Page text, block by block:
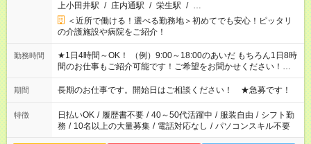
上小田井駅 / 庄内通駅 / 栄生駅 / …
＜近所で働ける！選べる勤務地＞初めてでも安心！ピッタリ
の介護施設や病院をご紹介！
勤務時間
★1日4時間～OK！ （例）9:00～18:00のあいだ もちろん1日8時
間のお仕事もご紹介可能です！ご希望をお聞かせください！★家
庭の都合でお休みが必要な場合も遠慮なくご相談ください。 ※
週最低15時間以上の勤務が必要です
期間 長期のお仕事です。開始日はご相談ください！ ★急募です！
特徴 日払いOK / 履歴書不要 / 40～50代活躍中 / 服装自由 / シフト勤
務 / 10名以上の大量募集 / 電話対応なし / パソコンスキル不要